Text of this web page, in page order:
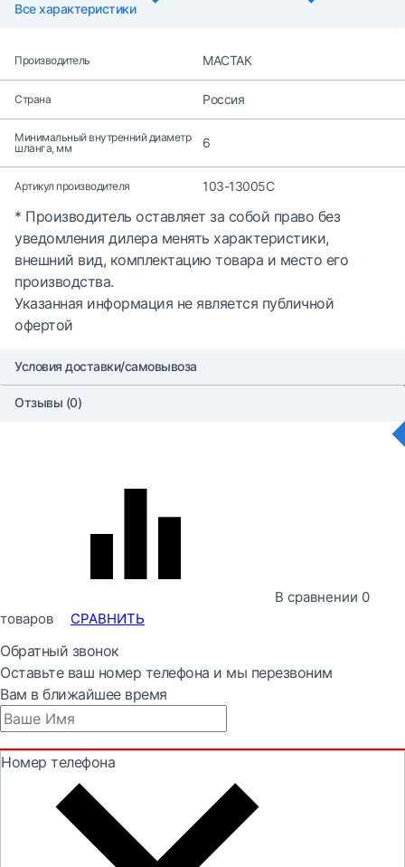
Все характеристики
Производитель МАСТАК
Страна Россия
Минимальный внутренний диаметр
шланга, мм
6
Артикул производителя 103-13005C
* Производитель оставляет за собой право без
уведомления дилера менять характеристики,
внешний вид, комплектацию товара и место его
производства.
Указанная информация не является публичной
офертой
Условия доставки/самовывоза
Отзывы (0)
В сравнении 0
товаров
СРАВНИТЬ
Обратный звонок
Оставьте ваш номер телефона и мы перезвоним
Вам в ближайшее время
Номер телефона